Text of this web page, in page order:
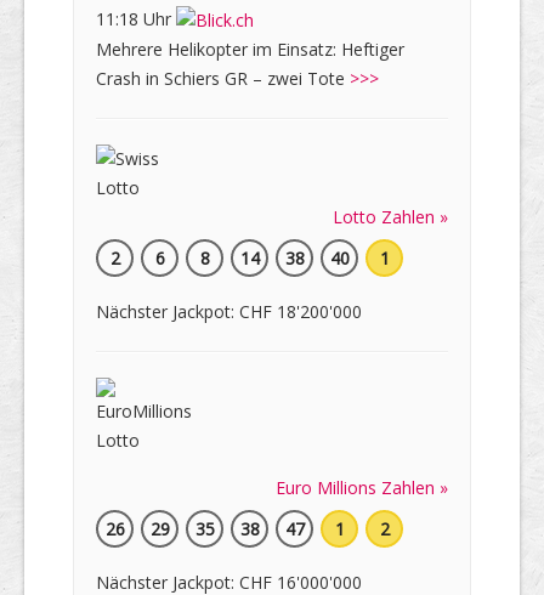
11:18 Uhr
Mehrere Helikopter im Einsatz: Heftiger
Crash in Schiers GR – zwei Tote >>>
Lotto Zahlen »
2
6 8 14 38 40 1
Nächster Jackpot: CHF 18'200'000
Euro Millions Zahlen »
26
29 35 38 47 1 2
Nächster Jackpot: CHF 16'000'000